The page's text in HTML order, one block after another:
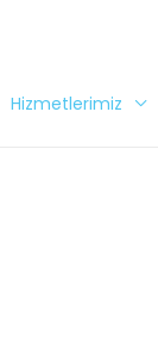
Hizmetlerimiz